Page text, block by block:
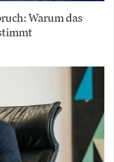
Warum das